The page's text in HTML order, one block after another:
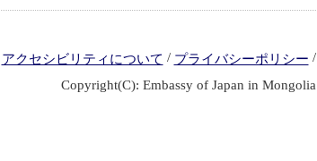
アクセシビリティについて / プライバシーポリシー /
Copyright(C): Embassy of Japan in Mongolia